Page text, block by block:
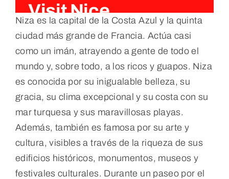
Visit Nice
Niza es la capital de la Costa Azul y la quinta
ciudad más grande de Francia. Actúa casi
como un imán, atrayendo a gente de todo el
mundo y, sobre todo, a los ricos y guapos. Niza
es conocida por su inigualable belleza, su
gracia, su clima excepcional y su costa con su
mar turquesa y sus maravillosas playas.
Además, también es famosa por su arte y
cultura, visibles a través de la riqueza de sus
edificios históricos, monumentos, museos y
festivales culturales. Durante un paseo por el